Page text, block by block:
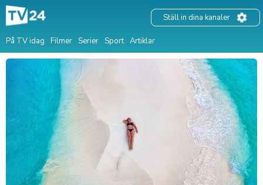
På TV idag Filmer Serier Sport Artiklar
Ställ in dina kanaler